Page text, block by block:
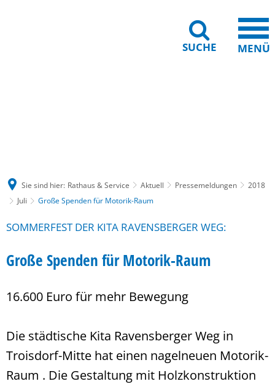
SUCHE MENÜ
Sie sind hier: Rathaus & Service Aktuell Pressemeldungen
2018
Juli
Große Spenden für Motorik-Raum
SOMMERFEST DER KITA RAVENSBERGER WEG:
Große Spenden für Motorik-Raum
16.600 Euro für mehr Bewegung
Die städtische Kita Ravensberger Weg in
Troisdorf-Mitte hat einen nagelneuen Motorik-
Raum . Die Gestaltung mit Holzkonstruktion